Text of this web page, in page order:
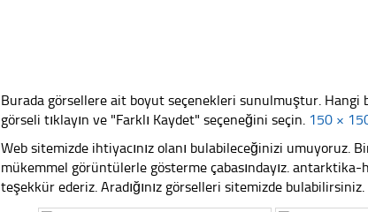
Burada görsellere ait boyut seçenekleri sunulmuştur. Hangi
görseli tıklayın ve "Farklı Kaydet" seçeneğini seçin. 150 ×
Web sitemizde ihtiyacınız olanı bulabileceğinizi umuyoruz.
mükemmel görüntülerle gösterme çabasındayız.
teşekkür ederiz. Aradığınız görselleri sitemizde bulabilirsiniz.